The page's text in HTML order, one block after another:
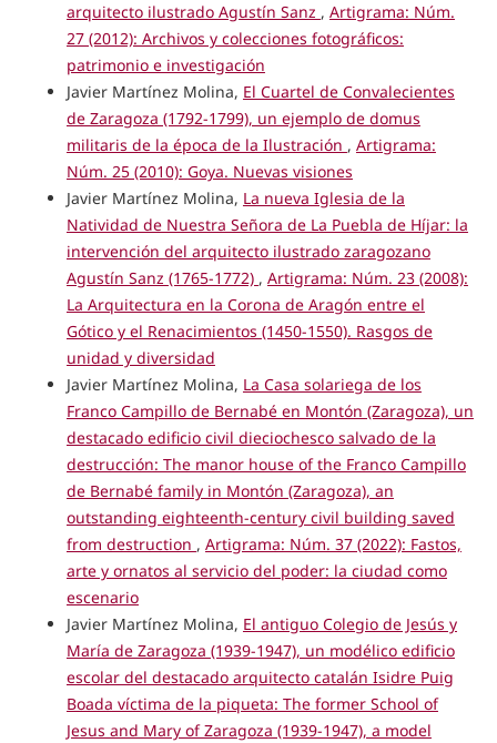
arquitecto ilustrado Agustín Sanz , Artigrama: Núm.
27 (2012): Archivos y colecciones fotográficos:
patrimonio e investigación
Javier Martínez Molina, El Cuartel de Convalecientes
de Zaragoza (1792-1799), un ejemplo de domus
militaris de la época de la Ilustración , Artigrama:
Núm. 25 (2010): Goya. Nuevas visiones
Javier Martínez Molina, La nueva Iglesia de la
Natividad de Nuestra Señora de La Puebla de Híjar: la
intervención del arquitecto ilustrado zaragozano
Agustín Sanz (1765-1772) , Artigrama: Núm. 23 (2008):
La Arquitectura en la Corona de Aragón entre el
Gótico y el Renacimientos (1450-1550). Rasgos de
unidad y diversidad
Javier Martínez Molina, La Casa solariega de los
Franco Campillo de Bernabé en Montón (Zaragoza), un
destacado edificio civil dieciochesco salvado de la
destrucción: The manor house of the Franco Campillo
de Bernabé family in Montón (Zaragoza), an
outstanding eighteenth-century civil building saved
from destruction , Artigrama: Núm. 37 (2022): Fastos,
arte y ornatos al servicio del poder: la ciudad como
escenario
Javier Martínez Molina, El antiguo Colegio de Jesús y
María de Zaragoza (1939-1947), un modélico edificio
escolar del destacado arquitecto catalán Isidre Puig
Boada víctima de la piqueta: The former School of
Jesus and Mary of Zaragoza (1939-1947), a model